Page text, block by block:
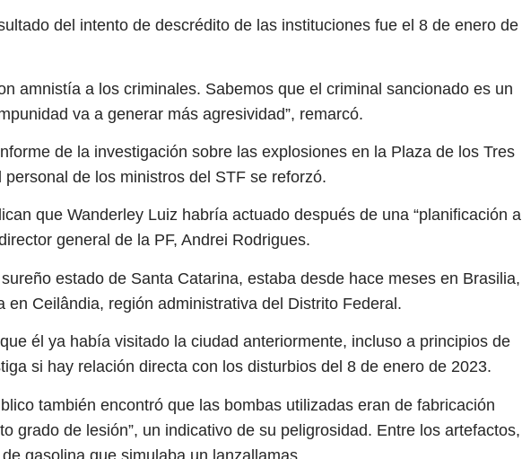
del intento de descrédito de las instituciones fue el 8 de enero de
amnistía a los criminales. Sabemos que el criminal sancionado es un
va a generar más agresividad”, remarcó.
de la investigación sobre las explosiones en la Plaza de los Tres
de los ministros del STF se reforzó.
que Wanderley Luiz habría actuado después de una “planificación a
general de la PF, Andrei Rodrigues.
estado de Santa Catarina, estaba desde hace meses en Brasilia,
en Ceilândia, región administrativa del Distrito Federal.
él ya había visitado la ciudad anteriormente, incluso a principios de
si hay relación directa con los disturbios del 8 de enero de 2023.
también encontró que las bombas utilizadas eran de fabricación
grado de lesión”, un indicativo de su peligrosidad. Entre los artefactos,
gasolina que simulaba un lanzallamas.